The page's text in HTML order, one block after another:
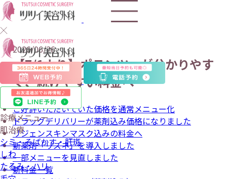
診療メニュー
肌治療
シミ・そばかす・肝斑
しわ
たるみ・ハリ
2026/06/26
【7/1より】ポテンツァが分かりやす
く、続けやすい料金へ
今回の主な変更点
ご好評いただいていた価格を通常メニュー化
ドラッグデリバリーが薬剤込み価格になりました
リジェンスキンマスク込みの料金へ
新薬剤「リズネ」を導入しました
一部メニューを見直しました
新料金一覧